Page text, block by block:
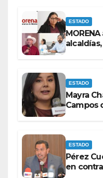
ESTADO
ESTADO
Mayra
Campos
ESTADO
Pérez
en